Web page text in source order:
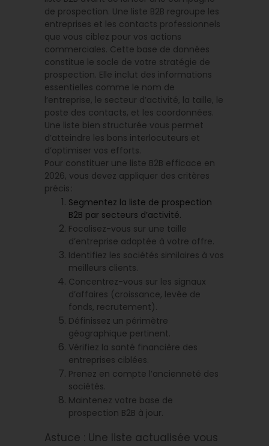
de prospection. Une liste B2B regroupe les
entreprises et les contacts professionnels
que vous ciblez pour vos actions
commerciales. Cette base de données
constitue le socle de votre stratégie de
prospection. Elle inclut des informations
essentielles comme le nom de
l’entreprise, le secteur d’activité, la taille, le
poste des contacts, et les coordonnées.
Une liste bien structurée vous permet
d’atteindre les bons interlocuteurs et
d’optimiser vos efforts.
Pour constituer une liste B2B efficace en
2026, vous devez appliquer des critères
précis :
Segmentez la liste de prospection
B2B par secteurs d’activité.
Focalisez-vous sur une taille
d’entreprise adaptée à votre offre.
Identifiez les sociétés similaires à vos
meilleurs clients.
Concentrez-vous sur les signaux
d’affaires (croissance, levée de
fonds, recrutement).
Définissez un périmètre
géographique pertinent.
Vérifiez la santé financière des
entreprises ciblées.
Prenez en compte l’ancienneté des
sociétés.
Maintenez votre base de
prospection B2B à jour.
Astuce : Une liste actualisée vous